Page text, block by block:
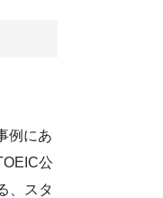
例にあ
公
、スタ